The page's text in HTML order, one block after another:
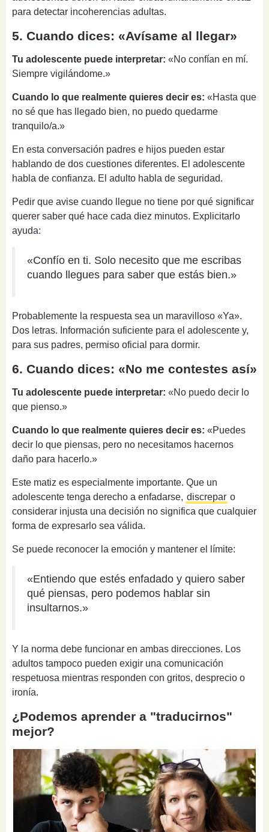
para detectar incoherencias adultas.
5. Cuando dices: «Avísame al llegar»
Tu adolescente puede interpretar: «No confían en mí.
Siempre vigilándome.»
Cuando lo que realmente quieres decir es: «Hasta que
no sé que has llegado bien, no puedo quedarme
tranquilo/a.»
En esta conversación padres e hijos pueden estar
hablando de dos cuestiones diferentes. El adolescente
habla de confianza. El adulto habla de seguridad.
Pedir que avise cuando llegue no tiene por qué significar
querer saber qué hace cada diez minutos. Explicitarlo
ayuda:
«Confío en ti. Solo necesito que me escribas
cuando llegues para saber que estás bien.»
Probablemente la respuesta sea un maravilloso «Ya».
Dos letras. Información suficiente para el adolescente y,
para sus padres, permiso oficial para dormir.
6. Cuando dices: «No me contestes así»
Tu adolescente puede interpretar: «No puedo decir lo
que pienso.»
Cuando lo que realmente quieres decir es: «Puedes
decir lo que piensas, pero no necesitamos hacernos
daño para hacerlo.»
Este matiz es especialmente importante. Que un
adolescente tenga derecho a enfadarse, discrepar o
considerar injusta una decisión no significa que cualquier
forma de expresarlo sea válida.
Se puede reconocer la emoción y mantener el límite:
«Entiendo que estés enfadado y quiero saber
qué piensas, pero podemos hablar sin
insultarnos.»
Y la norma debe funcionar en ambas direcciones. Los
adultos tampoco pueden exigir una comunicación
respetuosa mientras responden con gritos, desprecio o
ironía.
¿Podemos aprender a "traducirnos"
mejor?